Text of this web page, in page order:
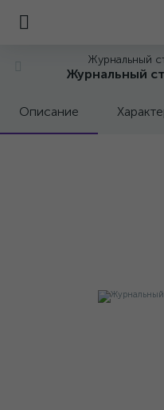
Журнальный
Журнальный
Описание